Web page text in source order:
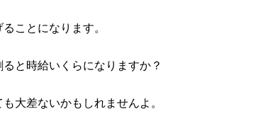
ことになります。
と時給いくらになりますか？
大差ないかもしれませんよ。